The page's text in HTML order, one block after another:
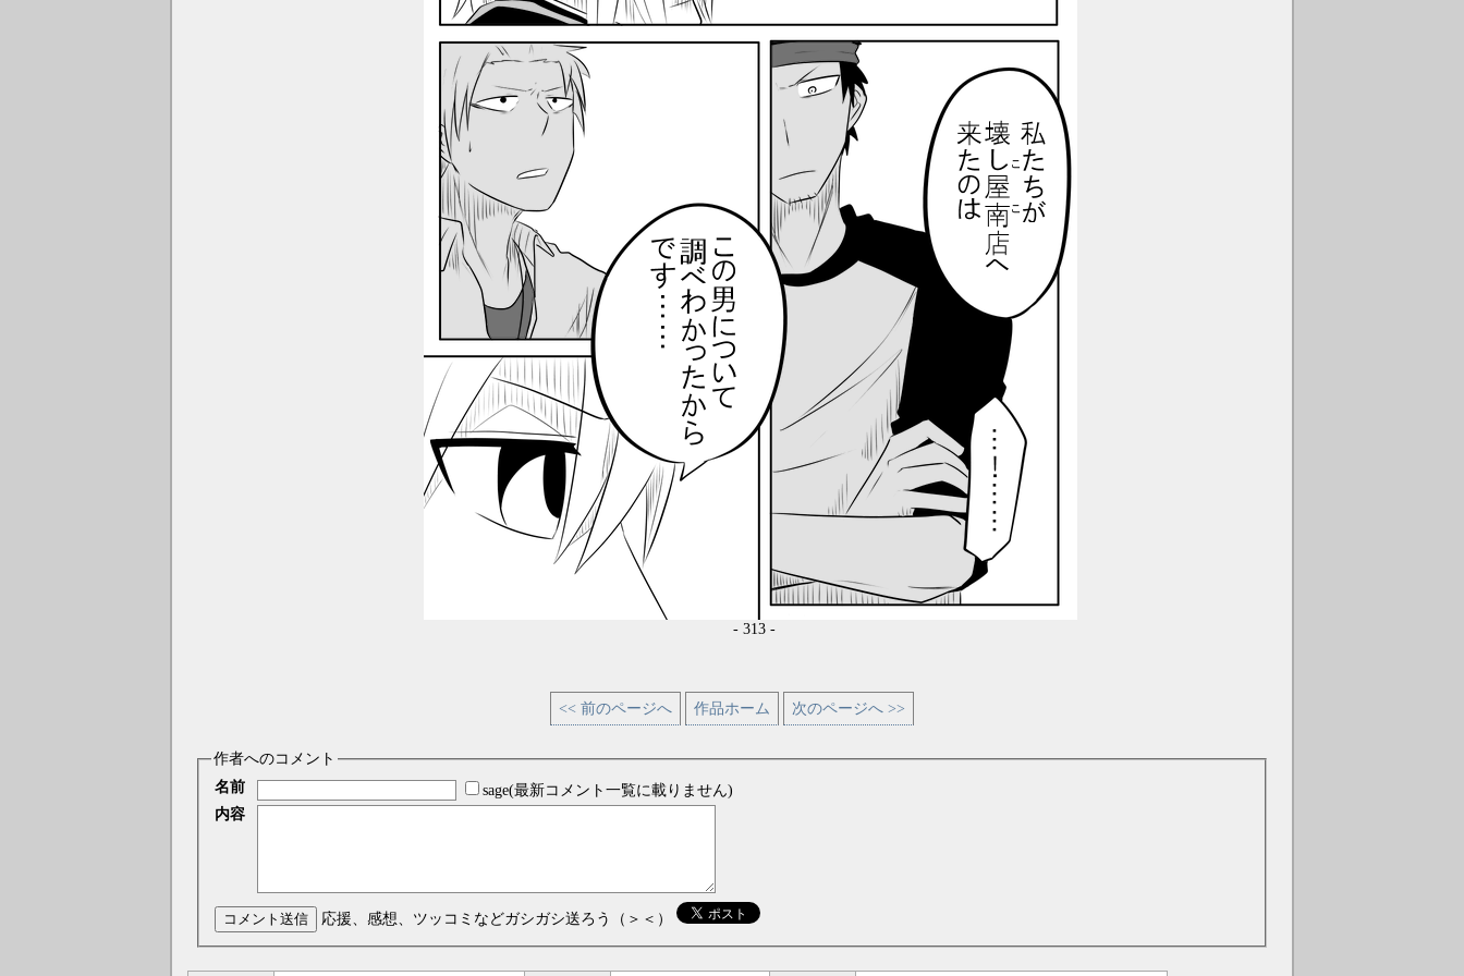
- 313 -
<< 前のページへ 作品ホーム 次のページへ >>
作者へのコメント
名前
sage(最新コメント一覧に載りません)
内容
コメント送信 応援、感想、ツッコミなどガシガシ送ろう（＞＜）